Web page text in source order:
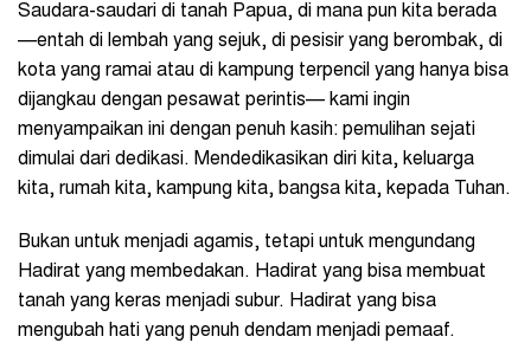
Saudara-saudari di tanah Papua, di mana pun kita berada
—entah di lembah yang sejuk, di pesisir yang berombak, di
kota yang ramai atau di kampung terpencil yang hanya bisa
dijangkau dengan pesawat perintis— kami ingin
menyampaikan ini dengan penuh kasih: pemulihan sejati
dimulai dari dedikasi. Mendedikasikan diri kita, keluarga
kita, rumah kita, kampung kita, bangsa kita, kepada Tuhan.
Bukan untuk menjadi agamis, tetapi untuk mengundang
Hadirat yang membedakan. Hadirat yang bisa membuat
tanah yang keras menjadi subur. Hadirat yang bisa
mengubah hati yang penuh dendam menjadi pemaaf.